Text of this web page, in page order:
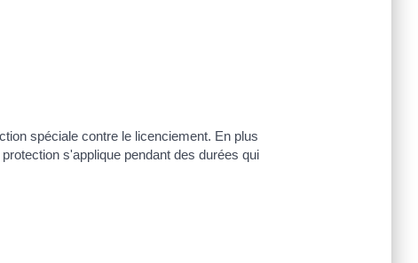
spéciale contre le licenciement. En plus
s'applique pendant des durées qui